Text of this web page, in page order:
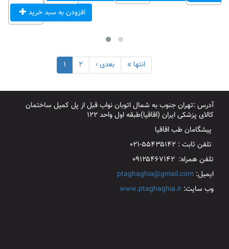
افزودن به سبد خرید
۱ ۲ بعدی › انتها »
آدرس :تهران جنوب به شمال اتوبان نواب قبل از پل کمیل ساختمان
کالای پزشکی ایران (اقاقیا)طبقه اول واحد ۱۲۲
پیشگامان طب اقاقیا
تلفن ثابت : ۵۵۴۳۵۱۴۲-۰۲۱
تلفن همراه: ۰۹۱۲۵۴۶۷۱۴۲
ایمیل: ptaghaghia@gmail.com
وب سایت: www.ptaghaghia.ir